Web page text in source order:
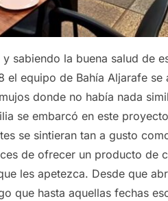
sabiendo la buena salud de
equipo de Bahía Aljarafe se
donde no había nada
se embarcó en este
se sintieran tan a gusto
de ofrecer un producto de
les apetezca. Desde que
que hasta aquellas fechas